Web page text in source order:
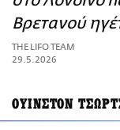
ΑΜΠΑ
PRINT
Βρετανού
THE LIFO TEAM
29.5.2026
ΟΥΙΝΣΤΟΝ